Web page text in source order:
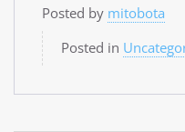
Posted by mitobota
Posted in